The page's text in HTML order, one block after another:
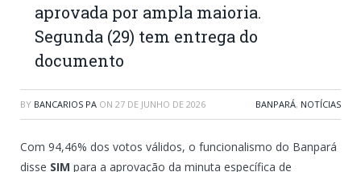
aprovada por ampla maioria.
Segunda (29) tem entrega do
documento
BY BANCARIOS PA ON 27 DE JUNHO DE 2026 BANPARÁ, NOTÍCIAS
Com 94,46% dos votos válidos, o funcionalismo do Banpará
disse SIM para a aprovação da minuta específica de